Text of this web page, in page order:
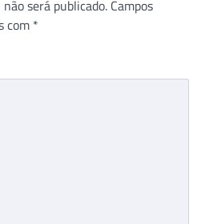
será publicado. Campos
com *